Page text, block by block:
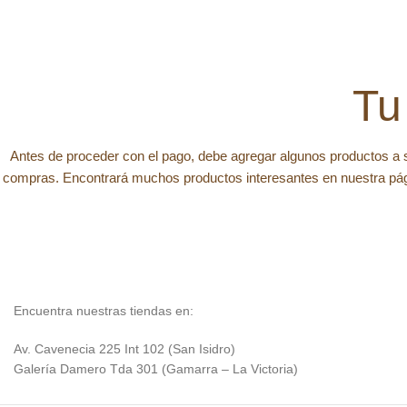
Antes de proceder con el pago, debe agregar algunos productos a
compras. Encontrará muchos productos interesantes en nuestra
Encuentra nuestras tiendas en:
Av. Cavenecia 225 Int 102 (San Isidro)
Galería Damero Tda 301 (Gamarra – La Victoria)